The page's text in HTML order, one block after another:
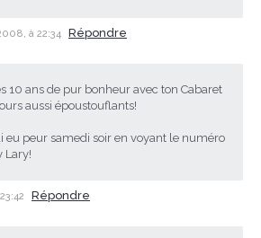
à 22:34 Répondre
10 ans de pur bonheur avec ton Cabaret
aussi époustouflants!
eu peur samedi soir en voyant le numéro
Lary!
Répondre